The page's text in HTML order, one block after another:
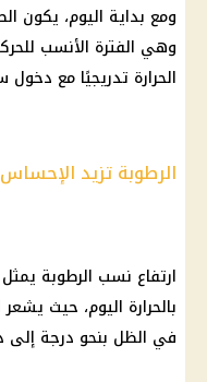
ومع بداية اليوم، يكون
وهي الفترة الأنسب
الحرارة تدريجيًا مع دخول
الرطوبة تزيد الإحساس
ارتفاع نسب الرطوبة
بالحرارة اليوم، حيث
في الظل بنحو درجة إلى